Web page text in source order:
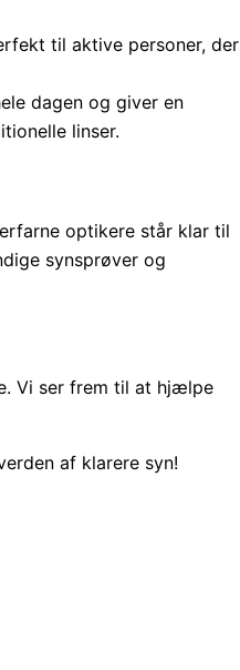
til aktive personer, der
dagen og giver en
linser.
optikere står klar til
synsprøver og
Vi ser frem til at hjælpe
af klarere syn!